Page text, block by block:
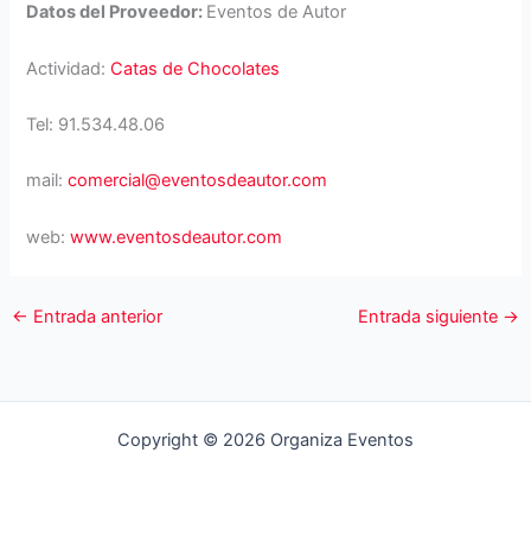
Datos del Proveedor: Eventos de Autor
Actividad:Catas de Chocolates
Tel: 91.534.48.06
mail:comercial@eventosdeautor.com
web:www.eventosdeautor.com
← Entrada anterior Entrada siguiente →
Copyright © 2026 Organiza Eventos